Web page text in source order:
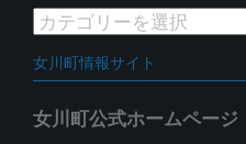
イ
ブ
カ
テ
ゴ
リ
女川町情報サイト
女川町公式ホームページ